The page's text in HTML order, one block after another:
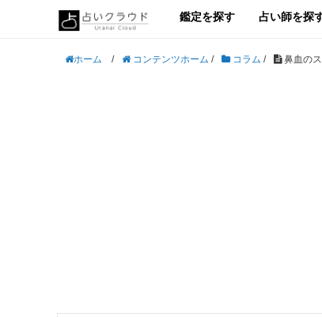
鑑定を探す 占い師を探
ホーム / コンテンツホーム / コラム / 鼻血の